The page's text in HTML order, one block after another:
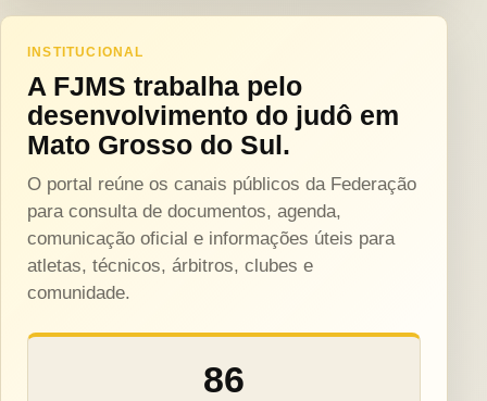
INSTITUCIONAL
A FJMS trabalha pelo
desenvolvimento do judô em
Mato Grosso do Sul.
O portal reúne os canais públicos da Federação
para consulta de documentos, agenda,
comunicação oficial e informações úteis para
atletas, técnicos, árbitros, clubes e
comunidade.
86